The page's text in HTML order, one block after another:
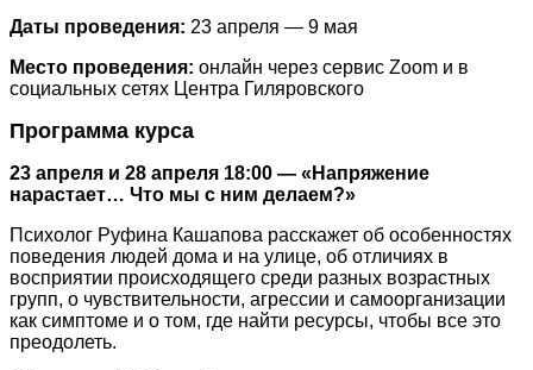
Даты проведения: 23 апреля — 9 мая
Место проведения: онлайн через сервис Zoom и в
социальных сетях Центра Гиляровского
Программа курса
23 апреля и 28 апреля 18:00 — «Напряжение
нарастает… Что мы с ним делаем?»
Психолог Руфина Кашапова расскажет об особенностях
поведения людей дома и на улице, об отличиях в
восприятии происходящего среди разных возрастных
групп, о чувствительности, агрессии и самоорганизации
как симптоме и о том, где найти ресурсы, чтобы все это
преодолеть.